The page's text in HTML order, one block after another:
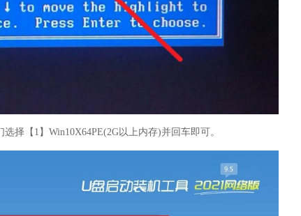
择【1】Win10X64PE(2G以上内存)并回车即可。